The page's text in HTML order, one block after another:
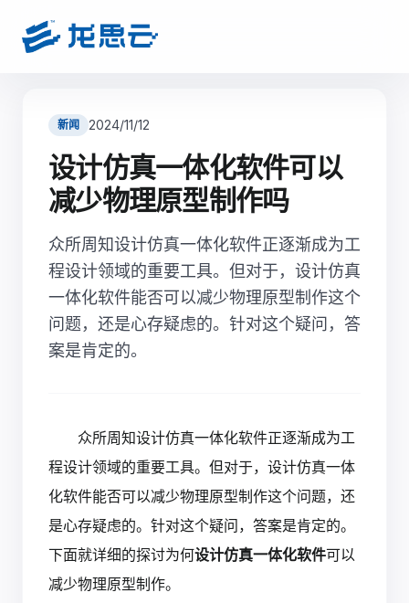
新闻 2024/11/12
设计仿真一体化软件可以
减少物理原型制作吗
众所周知设计仿真一体化软件正逐渐成为工
程设计领域的重要工具。但对于，设计仿真
一体化软件能否可以减少物理原型制作这个
问题，还是心存疑虑的。针对这个疑问，答
案是肯定的。
众所周知设计仿真一体化软件正逐渐成为工
程设计领域的重要工具。但对于，设计仿真一体
化软件能否可以减少物理原型制作这个问题，还
是心存疑虑的。针对这个疑问，答案是肯定的。
下面就详细的探讨为何设计仿真一体化软件可以
减少物理原型制作。